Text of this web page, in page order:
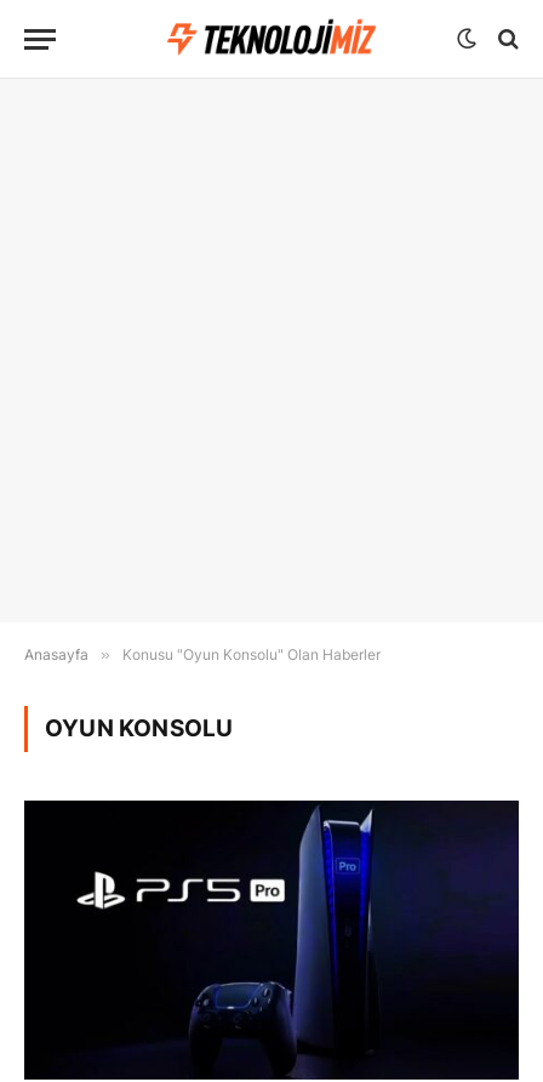
Anasayfa » Konusu "Oyun Konsolu" Olan Haberler
OYUN KONSOLU